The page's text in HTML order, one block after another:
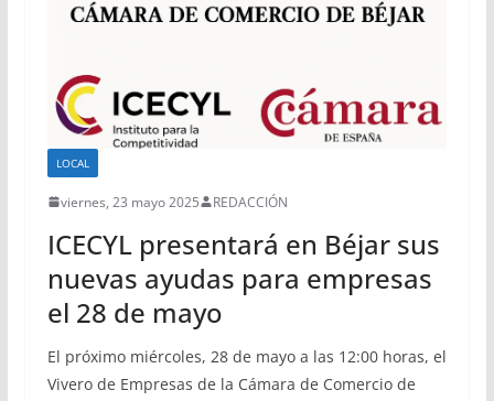
LOCAL
viernes, 23 mayo 2025 REDACCIÓN
ICECYL presentará en Béjar sus
nuevas ayudas para empresas
el 28 de mayo
El próximo miércoles, 28 de mayo a las 12:00 horas, el
Vivero de Empresas de la Cámara de Comercio de